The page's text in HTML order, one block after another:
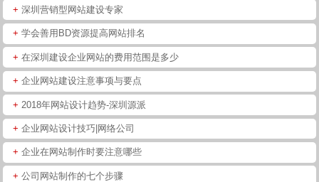
+ 深圳营销型网站建设专家
+ 学会善用BD资源提高网站排名
+ 在深圳建设企业网站的费用范围是多少
+ 企业网站建设注意事项与要点
+ 2018年网站设计趋势-深圳源派
+ 企业网站设计技巧|网络公司
+ 企业在网站制作时要注意哪些
+ 公司网站制作的七个步骤